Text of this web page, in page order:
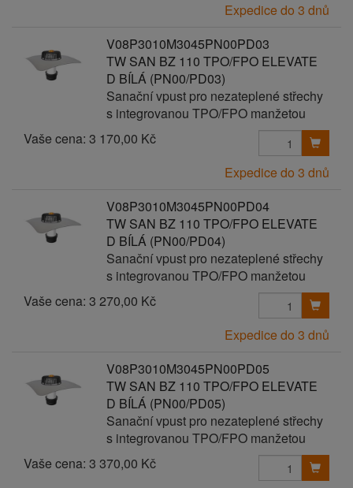
Expedice do 3 dnů
V08P3010M3045PN00PD03
TW SAN BZ 110 TPO/FPO ELEVATE
D BÍLÁ (PN00/PD03)
Sanační vpust pro nezateplené střechy
s integrovanou TPO/FPO manžetou
Vaše cena: 3 170,00 Kč
Expedice do 3 dnů
V08P3010M3045PN00PD04
TW SAN BZ 110 TPO/FPO ELEVATE
D BÍLÁ (PN00/PD04)
Sanační vpust pro nezateplené střechy
s integrovanou TPO/FPO manžetou
Vaše cena: 3 270,00 Kč
Expedice do 3 dnů
V08P3010M3045PN00PD05
TW SAN BZ 110 TPO/FPO ELEVATE
D BÍLÁ (PN00/PD05)
Sanační vpust pro nezateplené střechy
s integrovanou TPO/FPO manžetou
Vaše cena: 3 370,00 Kč